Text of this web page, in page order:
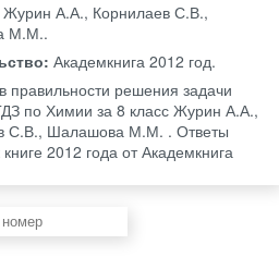
Журин А.А., Корнилаев С.В.,
М.М..
Академкнига 2012 год.
правильности решения задачи
по Химии за 8 класс Журин А.А.,
С.В., Шалашова М.М. . Ответы
2012 года от Академкнига